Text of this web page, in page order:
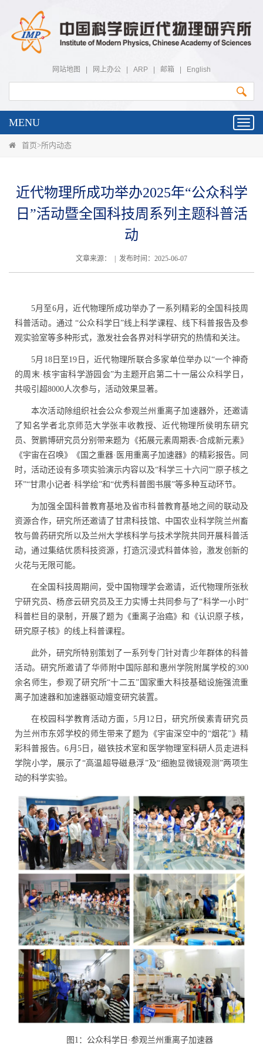
网站地图 网上办公 ARP 邮箱 English
MENU
首页>所内动态
近代物理所成功举办2025年“公众科学
日”活动暨全国科技周系列主题科普活
动
文章来源： | 发布时间：2025-06-07
5月至6月，近代物理所成功举办了一系列精彩的全国科技周
科普活动。通过 “公众科学日”线上科学课程、线下科普报告及参
观实验室等多种形式，激发社会各界对科学研究的热情和关注。
5月 18日至19 日，近代物理所联合多家单位举办以“一个神奇
的周末·核宇宙科学游园会”为主题开启第二十一届公众科学日，
共吸引超8000人次参与，活动效果显著。
本次活动除组织社会公众参观兰州重离子加速器外，还邀请
了知名学者北京师范大学张丰收教授、近代物理所侯明东研究
员、贺鹏博研究员分别带来题为《拓展元素周期表-合成新元素》
《宇宙在召唤》《国之重器· 医用重离子加速器》的精彩报告。同
时，活动还设有多项实验演示内容以及“科学三十六问”“原子核之
环”“甘肃小记者·科学绘”和“优秀科普图书展”等多种互动环节。
为加强全国科普教育基地及省市科普教育基地之间的联动及
资源合作，研究所还邀请了甘肃科技馆、中国农业科学院兰州畜
牧与兽药研究所以及兰州大学核科学与技术学院共同开展科普活
动，通过集结优质科技资源，打造沉浸式科普体验，激发创新的
火花与无限可能。
在全国科技周期间，受中国物理学会邀请，近代物理所张秋
宁研究员、杨彦云研究员及王力实博士共同参与了“科学一小时”
科普栏目的录制，开展了题为《重离子治癌》和《认识原子核，
研究原子核》的线上科普课程。
此外，研究所特别策划了一系列专门针对青少年群体的科普
活动。研究所邀请了华师附中国际部和惠州学院附属学校的300
余名师生，参观了研究所“十二五”国家重大科技基础设施强流重
离子加速器和加速器驱动嬗变研究装置。
在校园科学教育活动方面，5 月 12 日，研究所侯素青研究员
为兰州市东郊学校的师生带来了题为《宇宙深空中的“烟花”》精
彩科普报告。6 月 5日，磁铁技术室和医学物理室科研人员走进科
学院小学，展示了“高温超导磁悬浮”及“细胞显微镜观测”两项生
动的科学实验。
图1：公众科学日 ·参观兰州重离子加速器